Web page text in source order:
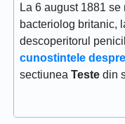
La 6 august 1881
bacteriolog britanic,
descoperitorul
cunostintele
sectiunea Teste din